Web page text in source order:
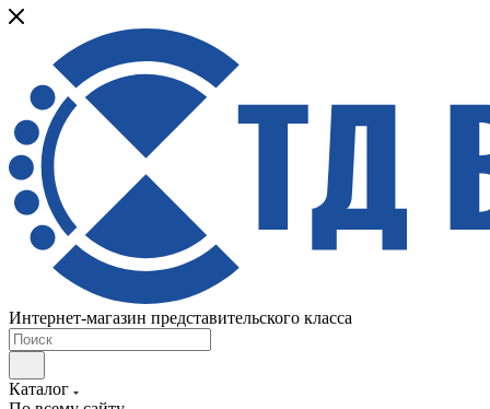
Интернет-магазин представительского класса
Каталог